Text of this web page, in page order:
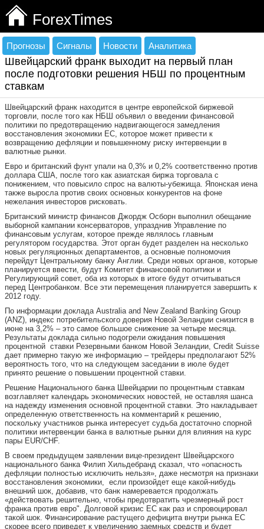
ForexTimes
Прогнозы Сигналы Новости Аналитика
Швейцарский франк выходит на первый план
после подготовки решения НБШ по процентным
ставкам
Швейцарский франк находится в центре европейской биржевой
торговли, после того как НБШ объявил о введении финансовой
политики по предотвращению надвигающегося замедления
восстановления экономики ЕС, которое может привести к
возвращению дефляции и повышенному риску интервенции в
валютные рынки.
Евро и британский фунт упали на 0,3% и 0,2% соответственно против
доллара США, после того как азиатская биржа торговала с
понижением, что повысило спрос на валюты-убежища. Японская иена
также выросла против своих основных конкурентов на фоне
нежелания инвесторов рисковать.
Британский министр финансов Джордж Осборн выполнил обещание
выборной кампании консерваторов, упразднив Управление по
финансовым услугам, которое прежде являлось главным
регулятором государства. Этот орган будет разделен на несколько
новых регуляционных департаментов, а основные полномочия
перейдут Центральному банку Англии. Среди новых органов, которые
планируется ввести, будут Комитет финансовой политики и
Регулирующий совет, оба из которых в итоге будут отчитываться
перед Центробанком. Все эти перемещения планируется завершить к
2012 году.
По информации доклада Australia and New Zealand Banking Group
(ANZ), индекс потребительского доверия Новой Зеландии снизится в
июне на 3,2% – это самое большое снижение за четыре месяца.
Результаты доклада сильно подогрели ожидания повышения
процентной ставки Резервными банком Новой Зеландии, Credit Suisse
дает примерно такую же информацию – трейдеры предполагают 52%
вероятность того, что на следующем заседании в июле будет
принято решение о повышении процентной ставки.
Решение Национального банка Швейцарии по процентным ставкам
возглавляет календарь экономических новостей, не оставляя шанса
на надежду изменения основной процентной ставки. Это накладывает
определенную ответственность на комментарий к решению,
поскольку участников рынка интересует судьба достаточно спорной
политики интервенции банка в валютные рынки для влияния на курс
пары EUR/CHF.
В своем предыдущем заявлении вице-президент Швейцарского
национального банка Филип Хильдебранд сказал, что «опасность
дефляции полностью исключить нельзя», даже несмотря на признаки
восстановления экономики, если произойдет еще какой-нибудь
внешний шок, добавив, что банк намеревается продолжать
«действовать решительно, чтобы предотвратить чрезмерный рост
франка против евро". Долговой кризис ЕС как раз и спровоцировал
такой шок. Финансирование растущего дефицита внутри рынка ЕС
скорее всего приведет к увеличению заемных средств и будет